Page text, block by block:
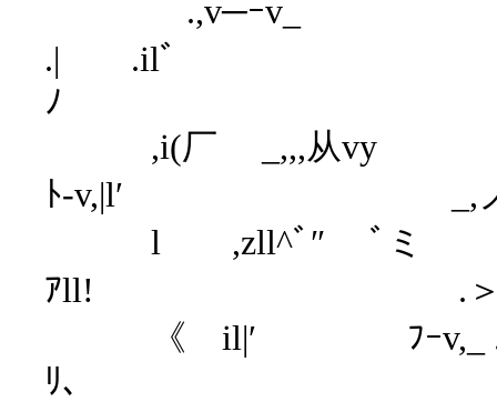
.,v─ｰ
.| .ilﾞ 《
ﾉ
,i(厂 _,,,从
ﾄ-v,|l′ _,ノﾞ|.ﾐ,.
l ,zll^ﾞ″
ｱll! .＞‐〕 ＼
《 il|′ ﾌｰv,_
ﾘ､ ¨'‐.